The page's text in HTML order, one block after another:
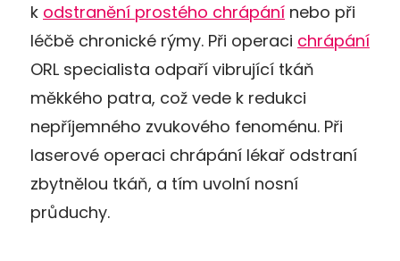
k odstranění prostého chrápání nebo při
léčbě chronické rýmy. Při operaci chrápání
ORL specialista odpaří vibrující tkáň
měkkého patra, což vede k redukci
nepříjemného zvukového fenoménu. Při
laserové operaci chrápání lékař odstraní
zbytnělou tkáň, a tím uvolní nosní
průduchy.